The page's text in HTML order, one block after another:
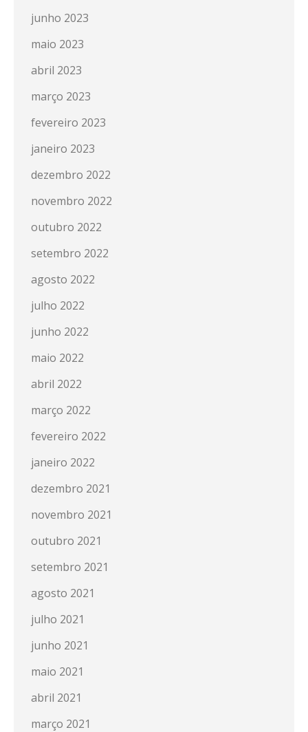
junho 2023
maio 2023
abril 2023
março 2023
fevereiro 2023
janeiro 2023
dezembro 2022
novembro 2022
outubro 2022
setembro 2022
agosto 2022
julho 2022
junho 2022
maio 2022
abril 2022
março 2022
fevereiro 2022
janeiro 2022
dezembro 2021
novembro 2021
outubro 2021
setembro 2021
agosto 2021
julho 2021
junho 2021
maio 2021
abril 2021
março 2021